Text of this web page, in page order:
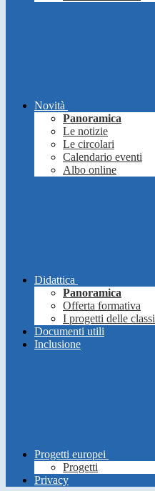
Novità
Panoramica
Le notizie
Le circolari
Calendario eventi
Albo online
Didattica
Panoramica
Offerta formativa
I progetti delle classi
Documenti utili
Inclusione
Progetti europei
Progetti
Privacy